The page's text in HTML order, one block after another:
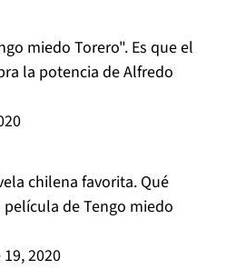
miedo Torero". Es que el
la potencia de Alfredo
chilena favorita. Qué
de Tengo miedo
2020